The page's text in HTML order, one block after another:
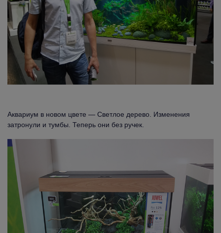
Аквариум в новом цвете — Светлое дерево. Изменения
затронули и тумбы. Теперь они без ручек.